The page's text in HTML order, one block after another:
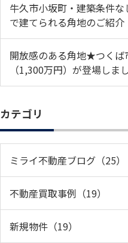
牛久市小坂町・建築条件
で建てられる角地のご紹介
開放感のある角地★つくば
（1,300万円）が登場しま
カテゴリ
ミライ不動産ブログ（25）
不動産買取事例（19）
新規物件（19）